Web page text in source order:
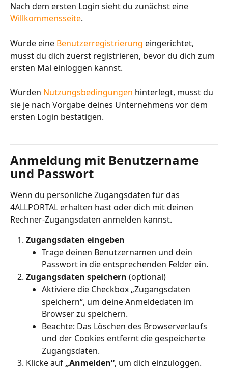
Nach dem ersten Login sieht du zunächst eine
Willkommensseite.
Wurde eine Benutzerregistrierung eingerichtet,
musst du dich zuerst registrieren, bevor du dich zum
ersten Mal einloggen kannst.
Wurden Nutzungsbedingungen hinterlegt, musst du
sie je nach Vorgabe deines Unternehmens vor dem
ersten Login bestätigen.
Anmeldung mit Benutzername
und Passwort
Wenn du persönliche Zugangsdaten für das
4ALLPORTAL erhalten hast oder dich mit deinen
Rechner-Zugangsdaten anmelden kannst.
Zugangsdaten eingeben
Trage deinen Benutzernamen und dein
Passwort in die entsprechenden Felder ein.
Zugangsdaten speichern (optional)
Aktiviere die Checkbox „Zugangsdaten
speichern“, um deine Anmeldedaten im
Browser zu speichern.
Beachte: Das Löschen des Browserverlaufs
und der Cookies entfernt die gespeicherte
Zugangsdaten.
Klicke auf „Anmelden“, um dich einzuloggen.